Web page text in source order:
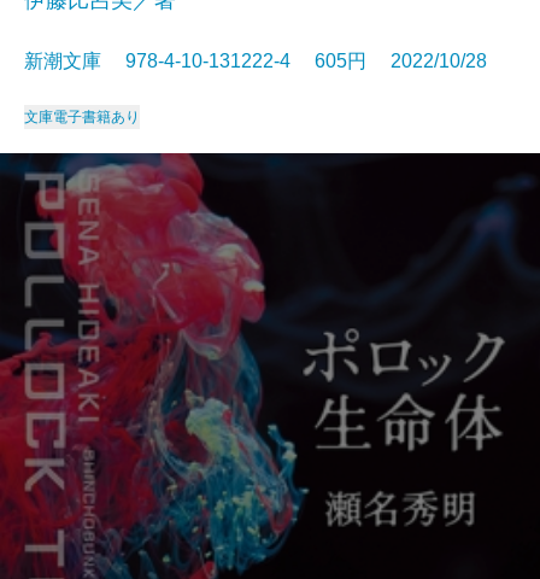
新潮文庫 978-4-10-131222-4 605円 2022/10/28
文庫電子書籍あり